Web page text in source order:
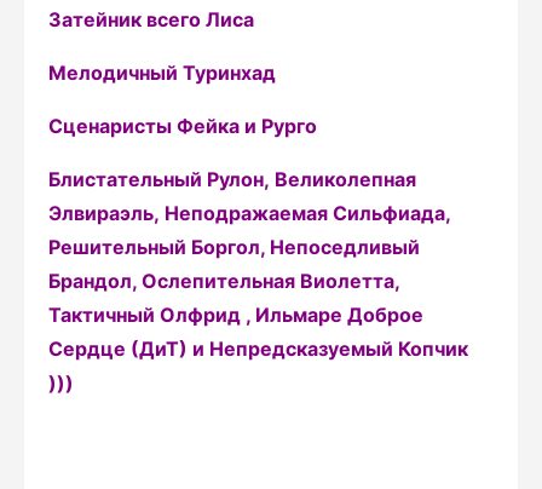
Затейник всего Лиса
Мелодичный Туринхад
Сценаристы Фейка и Рурго
Блистательный Рулон, Великолепная
Элвираэль, Неподражаемая Сильфиада,
Решительный Боргол, Непоседливый
Брандол, Ослепительная Виолетта,
Тактичный Олфрид , Ильмаре Доброе
Сердце (ДиТ) и Непредсказуемый Копчик
)))